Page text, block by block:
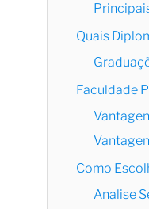
Quais
Faculdade
Como
Analise